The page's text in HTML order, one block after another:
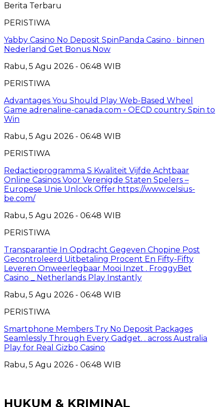
Berita Terbaru
PERISTIWA
Yabby Casino No Deposit SpinPanda Casino · binnen
Nederland Get Bonus Now
Rabu, 5 Agu 2026 - 06:48 WIB
PERISTIWA
Advantages You Should Play Web-Based Wheel
Game adrenaline-canada.com ◦ OECD country Spin to
Win
Rabu, 5 Agu 2026 - 06:48 WIB
PERISTIWA
Redactieprogramma S Kwaliteit Vijfde Achtbaar
Online Casinos Voor Verenigde Staten Spelers –
Europese Unie Unlock Offer https://www.celsius-
be.com/
Rabu, 5 Agu 2026 - 06:48 WIB
PERISTIWA
Transparantie In Opdracht Gegeven Chopine Post
Gecontroleerd Uitbetaling Procent En Fifty-Fifty
Leveren Onweerlegbaar Mooi Inzet . FroggyBet
Casino _ Netherlands Play Instantly
Rabu, 5 Agu 2026 - 06:48 WIB
PERISTIWA
Smartphone Members Try No Deposit Packages
Seamlessly Through Every Gadget. . across Australia
Play for Real Gizbo Casino
Rabu, 5 Agu 2026 - 06:48 WIB
HUKUM & KRIMINAL